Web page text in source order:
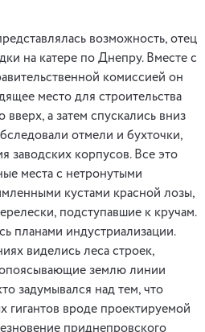
возможность, отец
на катере по Днепру. Вместе с
комиссией он
место для строительства
а затем спускались вниз
отмели и бухточки,
заводских корпусов. Все это
места с нетронутыми
кустами красной лозы,
подступавшие к кручам.
планами индустриализации.
виделись леса строек,
землю линии
задумывался над тем, что
вроде проектируемой
приднепровского